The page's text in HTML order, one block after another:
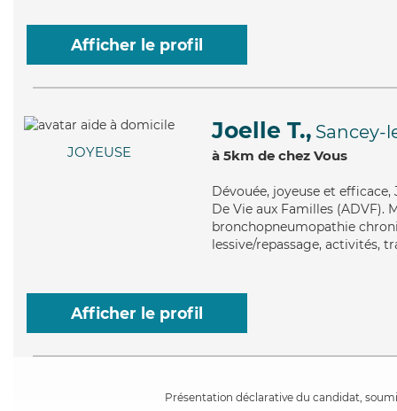
Afficher le profil
JOYEUSE
Joelle T., Sancey-
à 5km de chez Vous
Dévouée, joyeuse et efficace,
De Vie aux Familles (ADVF).
bronchopneumopathie
lessive/repassage, activités,
Afficher le profil
Présentation déclarative du candidat,